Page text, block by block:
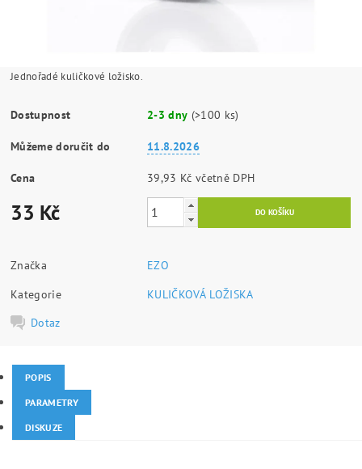
Jednořadé kuličkové ložisko.
Dostupnost 2-3 dny (>100 ks)
Můžeme doručit do 11.8.2026
Cena 39,93 Kč včetně DPH
33 Kč
Značka
EZO
Kategorie
KULIČKOVÁ LOŽISKA
Dotaz
POPIS
PARAMETRY
DISKUZE